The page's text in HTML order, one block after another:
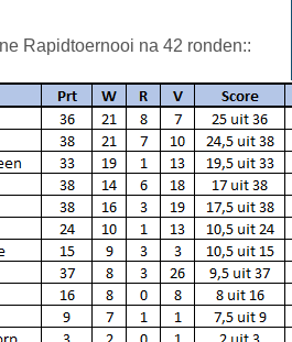
Rapidtoernooi na 42 ronden::